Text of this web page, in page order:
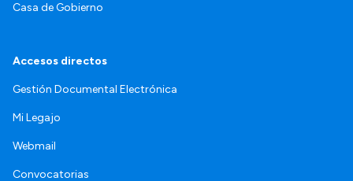
Casa de Gobierno
Accesos directos
Gestión Documental Electrónica
Mi Legajo
Webmail
Convocatorias